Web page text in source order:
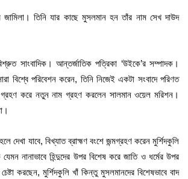
জামিলা। তিনি যার কাছে মুসলমান হন তাঁর নাম সেখ দাউদ
সাংবাদিক। আন্তর্জাতিক পত্রিকা ‘উইকে’র সম্পাদক।
বিশ্বে পরিবেশন করেন, তিনি নিজেই একটা সংবাদে পরিণত
গ্রহণ করে নতুন নাম গ্রহণ করলেন সালমান ওয়েল মরিশন।
দেখা যাবে, বিখ্যাত ব্রাহ্মণ বংশে জন্মগ্রহণ করেন মুর্শিদকুলি
নানাভাবে হিন্দুদের উপর বিশেষ করে জাতি ও ধর্মের উপর
করছেন, মুর্শিদকুলি খাঁ কিন্তু মুসলমানদের বিশেষভাবে বাদ